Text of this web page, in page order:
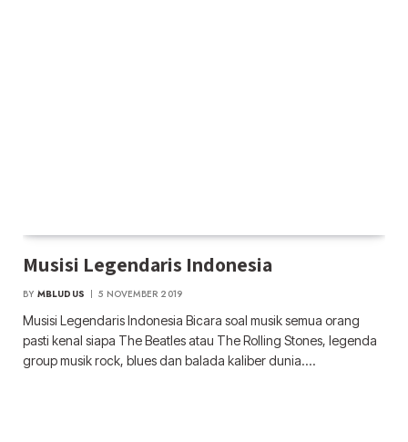
Musisi Legendaris Indonesia
BY MBLUDUS 5 NOVEMBER 2019
Musisi Legendaris Indonesia Bicara soal musik semua orang
pasti kenal siapa The Beatles atau The Rolling Stones, legenda
group musik rock, blues dan balada kaliber dunia.…